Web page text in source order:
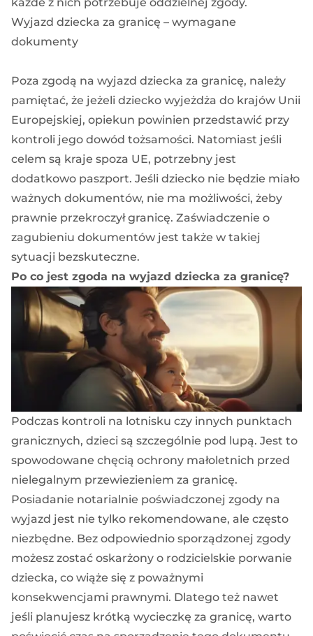
Wyjazd dziecka za granicę – wymagane
dokumenty
Poza zgodą na wyjazd dziecka za granicę, należy
pamiętać, że jeżeli dziecko wyjeżdża do krajów Unii
Europejskiej, opiekun powinien przedstawić przy
kontroli jego dowód tożsamości. Natomiast jeśli
celem są kraje spoza UE, potrzebny jest
dodatkowo paszport. Jeśli dziecko nie będzie miało
ważnych dokumentów, nie ma możliwości, żeby
prawnie przekroczył granicę. Zaświadczenie o
zagubieniu dokumentów jest także w takiej
sytuacji bezskuteczne.
Po co jest zgoda na wyjazd dziecka za granicę?
Podczas kontroli na lotnisku czy innych punktach
granicznych, dzieci są szczególnie pod lupą. Jest to
spowodowane chęcią ochrony małoletnich przed
nielegalnym przewiezieniem za granicę.
Posiadanie notarialnie poświadczonej zgody na
wyjazd jest nie tylko rekomendowane, ale często
niezbędne. Bez odpowiednio sporządzonej zgody
możesz zostać oskarżony o rodzicielskie porwanie
dziecka, co wiąże się z poważnymi
konsekwencjami prawnymi. Dlatego też nawet
jeśli planujesz krótką wycieczkę za granicę, warto